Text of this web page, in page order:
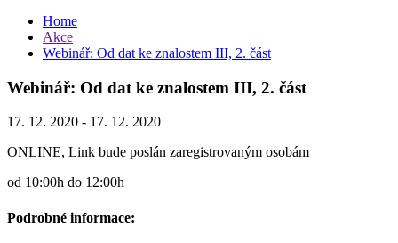
Home
Akce
Webinář: Od dat ke znalostem III, 2. část
Webinář: Od dat ke znalostem III, 2. část
17. 12. 2020 - 17. 12. 2020
ONLINE, Link bude poslán zaregistrovaným osobám
od 10:00h do 12:00h
Podrobné informace: